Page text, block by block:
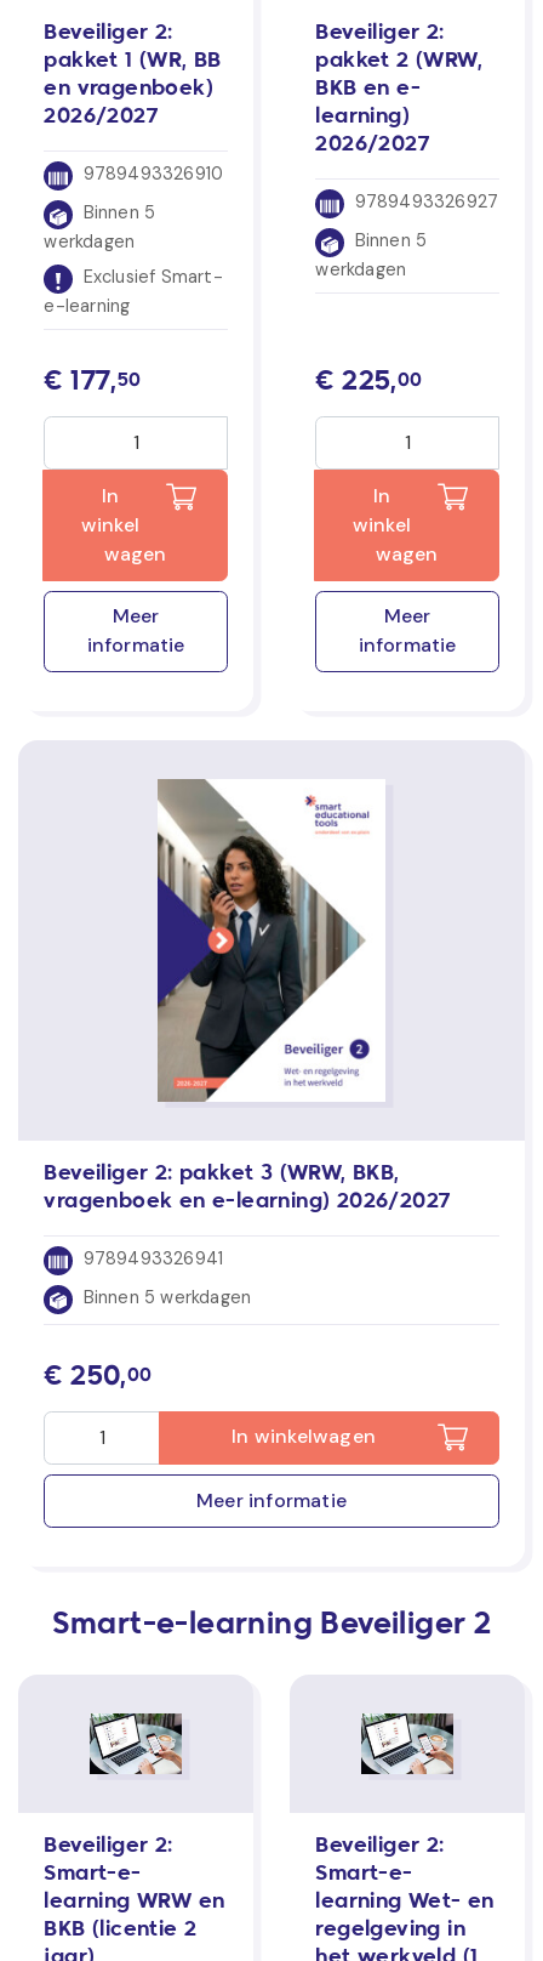
Beveiliger 2:
pakket 1 (WR, BB
en vragenboek)
2026/2027
9789493326910
Binnen 5
werkdagen
Exclusief Smart-
e-learning
€ 177,50
In
winkel
wagen
Meer
informatie
Beveiliger 2:
pakket 2 (WRW,
BKB en e-
learning)
2026/2027
9789493326927
Binnen 5
werkdagen
€ 225,00
In
winkel
wagen
Meer
informatie
Beveiliger 2: pakket 3 (WRW, BKB,
vragenboek en e-learning) 2026/2027
9789493326941
Binnen 5 werkdagen
€ 250,00
In winkelwagen
Meer informatie
Smart-e-learning Beveiliger 2
Beveiliger 2:
Smart-e-
learning WRW en
BKB (licentie 2
Beveiliger 2:
Smart-e-
learning Wet- en
regelgeving in